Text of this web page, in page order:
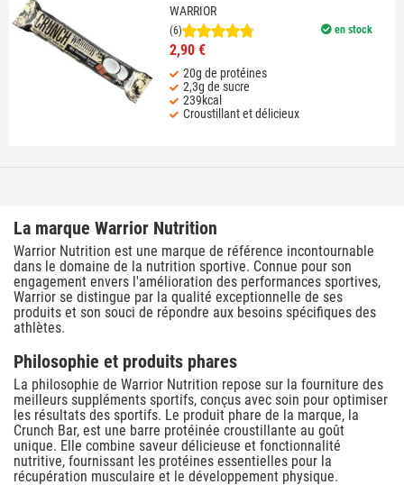
WARRIOR
en stock
(6)
2,90 €
20g de protéines
2,3g de sucre
239kcal
Croustillant et délicieux
La marque Warrior Nutrition
Warrior Nutrition est une marque de référence incontournable
dans le domaine de la nutrition sportive. Connue pour son
engagement envers l'amélioration des performances sportives,
Warrior se distingue par la qualité exceptionnelle de ses
produits et son souci de répondre aux besoins spécifiques des
athlètes.
Philosophie et produits phares
La philosophie de Warrior Nutrition repose sur la fourniture des
meilleurs suppléments sportifs, conçus avec soin pour optimiser
les résultats des sportifs. Le produit phare de la marque, la
Crunch Bar, est une barre protéinée croustillante au goût
unique. Elle combine saveur délicieuse et fonctionnalité
nutritive, fournissant les protéines essentielles pour la
récupération musculaire et le développement physique.